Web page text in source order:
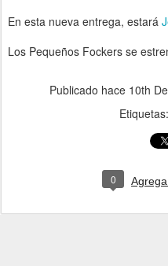
En esta nueva entrega, estará
Los Pequeños Fockers se
Publicado hace 10th
Etiquetas:
0